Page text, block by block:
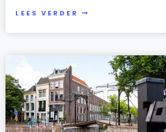
LEES VERDER